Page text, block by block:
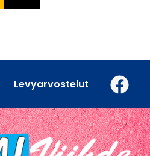
Levyarvostelut